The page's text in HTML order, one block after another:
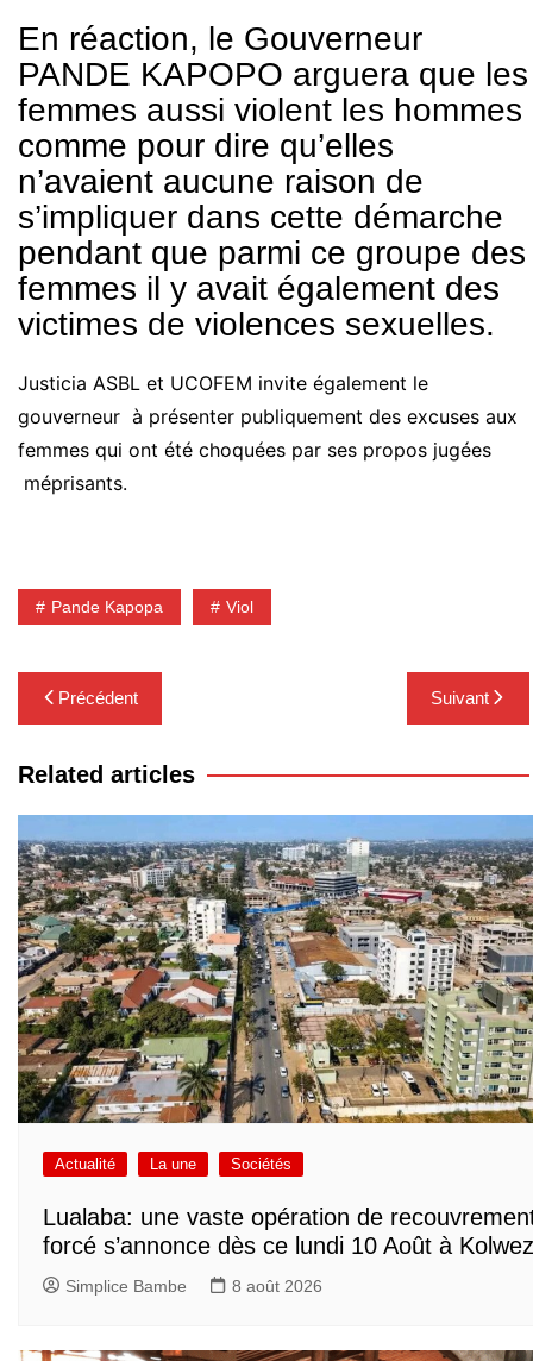
En réaction, le Gouverneur
PANDE KAPOPO arguera que les
femmes aussi violent les hommes
comme pour dire qu’elles
n’avaient aucune raison de
s’impliquer dans cette démarche
pendant que parmi ce groupe des
femmes il y avait également des
victimes de violences sexuelles.
Justicia ASBL et UCOFEM invite également le
gouverneur à présenter publiquement des excuses aux
femmes qui ont été choquées par ses propos jugées
méprisants.
Pande Kapopa Viol
Navigation
de
l’article
Précédent Suivant
Related articles
Actualité La une Sociétés
Lualaba: une vaste opération de
forcé s’annonce dès ce lundi 10 Août à
Simplice Bambe 8 août 2026